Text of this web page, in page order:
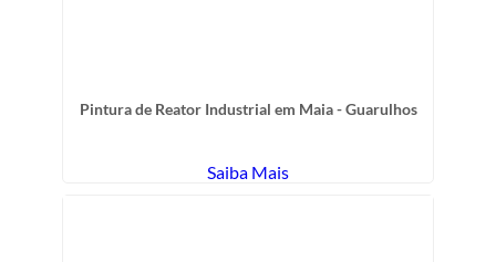
Pintura de Reator Industrial em Maia - Guarulhos
Saiba Mais